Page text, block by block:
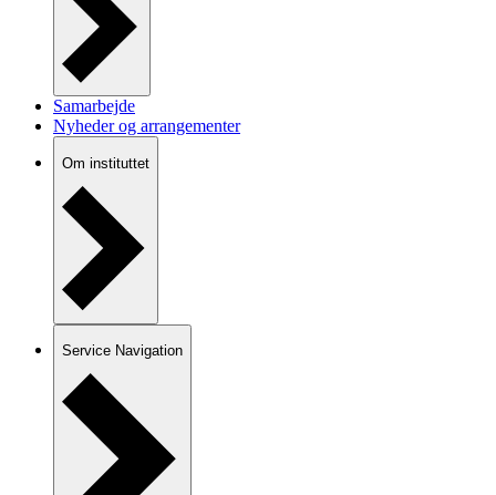
Samarbejde
Nyheder og arrangementer
Om instituttet
Service Navigation